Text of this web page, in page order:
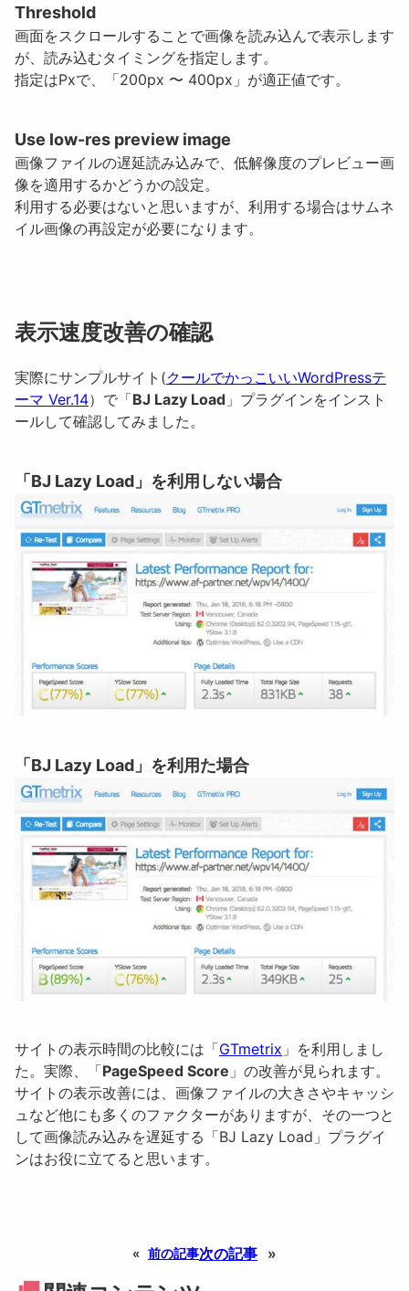
Threshold
画面をスクロールすることで画像を読み込んで表示します
が、読み込むタイミングを指定します。
指定はPxで、「200px 〜 400px」が適正値です。
Use low-res preview image
画像ファイルの遅延読み込みで、低解像度のプレビュー画
像を適用するかどうかの設定。
利用する必要はないと思いますが、利用する場合はサムネ
イル画像の再設定が必要になります。
表示速度改善の確認
実際にサンプルサイト(クールでかっこいいWordPressテ
ーマ Ver.14）で「BJ Lazy Load 」プラグインをインスト
ールして確認してみました。
「BJ Lazy Load」を利用しない場合
「BJ Lazy Load」を利用た場合
サイトの表示時間の比較には「GTmetrix 」を利用しまし
た。実際、「PageSpeed Score 」の改善が見られます。
サイトの表示改善には、画像ファイルの大きさやキャッシ
ュなど他にも多くのファクターがありますが、その一つと
して画像読み込みを遅延する「BJ Lazy Load」プラグイ
ンはお役に立てると思います。
« 前の記事次の記事 »